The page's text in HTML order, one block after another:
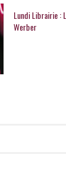
Lundi Librairie :
Werber